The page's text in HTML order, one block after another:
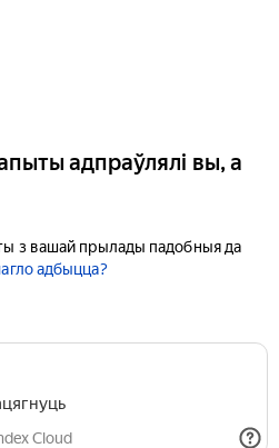
адпраўлялі вы, а
з вашай прылады падобныя да
адбыцца?
Cloud